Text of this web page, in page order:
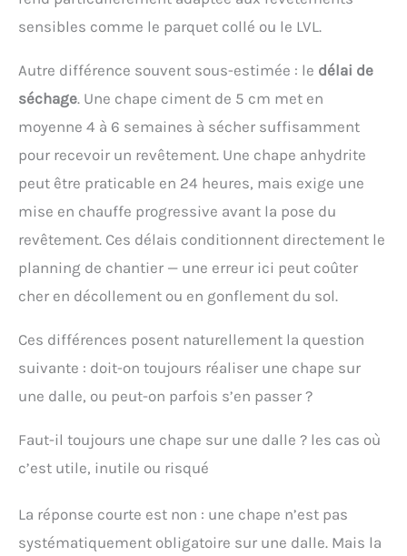
sensibles comme le parquet collé ou le LVL.
Autre différence souvent sous-estimée : le délai de
séchage. Une chape ciment de 5 cm met en
moyenne 4 à 6 semaines à sécher suffisamment
pour recevoir un revêtement. Une chape anhydrite
peut être praticable en 24 heures, mais exige une
mise en chauffe progressive avant la pose du
revêtement. Ces délais conditionnent directement le
planning de chantier — une erreur ici peut coûter
cher en décollement ou en gonflement du sol.
Ces différences posent naturellement la question
suivante : doit-on toujours réaliser une chape sur
une dalle, ou peut-on parfois s’en passer ?
Faut-il toujours une chape sur une dalle ? les cas où
c’est utile, inutile ou risqué
La réponse courte est non : une chape n’est pas
systématiquement obligatoire sur une dalle. Mais la